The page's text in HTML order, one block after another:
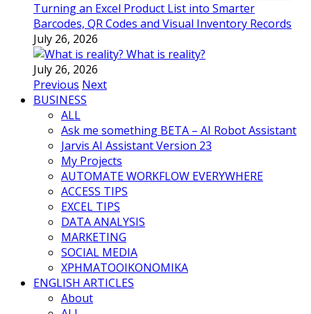
Turning an Excel Product List into Smarter
Barcodes, QR Codes and Visual Inventory Records
July 26, 2026
What is reality?
July 26, 2026
Previous Next
BUSINESS
ALL
Ask me something BETA – AI Robot Assistant
Jarvis AI Assistant Version 23
My Projects
AUTOMATE WORKFLOW EVERYWHERE
ACCESS TIPS
EXCEL TIPS
DATA ANALYSIS
MARKETING
SOCIAL MEDIA
ΧΡΗΜΑΤΟΟΙΚΟΝΟΜΙΚΑ
ENGLISH ARTICLES
About